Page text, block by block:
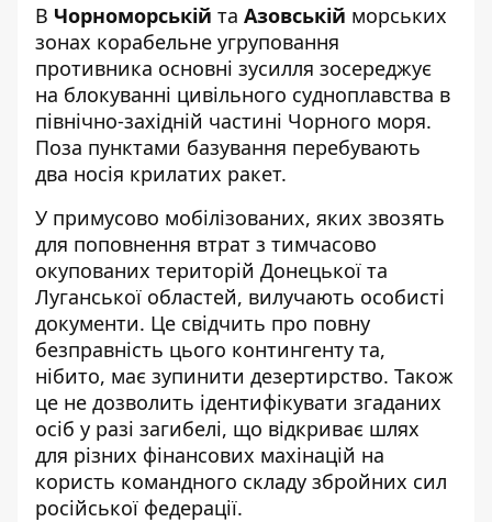
В Чорноморській та Азовській морських
зонах корабельне угруповання
противника основні зусилля зосереджує
на блокуванні цивільного судноплавства в
північно-західній частині Чорного моря.
Поза пунктами базування перебувають
два носія крилатих ракет.
У примусово мобілізованих, яких звозять
для поповнення втрат з тимчасово
окупованих територій Донецької та
Луганської областей, вилучають особисті
документи. Це свідчить про повну
безправність цього контингенту та,
нібито, має зупинити дезертирство. Також
це не дозволить ідентифікувати згаданих
осіб у разі загибелі, що відкриває шлях
для різних фінансових махінацій на
користь командного складу збройних сил
російської федерації.